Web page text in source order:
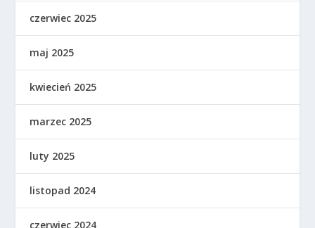
czerwiec 2025
maj 2025
kwiecień 2025
marzec 2025
luty 2025
listopad 2024
czerwiec 2024